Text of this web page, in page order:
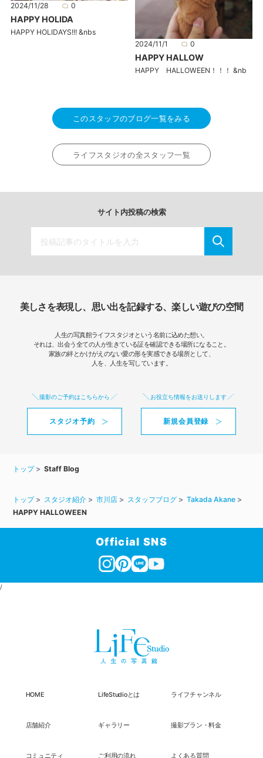
2024/11/28 0
HAPPY HOLIDA
HAPPY HOLIDAYS!!! &nbs
2024/11/1
0
HAPPY HALLOW
HAPPY HALLOWEEN！！！ &nb
このスタッフのブログ一覧をみる
ライフスタジオの全スタッフ一覧
サイト内投稿の検索
美しさを表現し、思い出を記録する、楽しい遊びの空間
人生の写真館ライフスタジオという名前に込めた想い。
それは、出会う全ての人が生きている証を確認できる場所になること。
家族の絆とかけがえのない愛の形を実感できる場所として、
人を、人生を写しています。
撮影のご予約はこちらから
スタジオ予約
お役立ち情報をお送りします
新規会員登録
トップ Staff Blog
トップ スタジオ紹介 市川店 スタッフブログ
Takada Akane
HAPPY HALLOWEEN
Official SNS
/
HOME LifeStudioとは ライフチャンネル
店舗紹介 ギャラリー 撮影プラン・料金
コミュニティ ご利用の流れ よくある質問